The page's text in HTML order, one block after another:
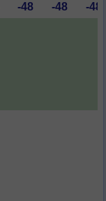
-48 -48 -48